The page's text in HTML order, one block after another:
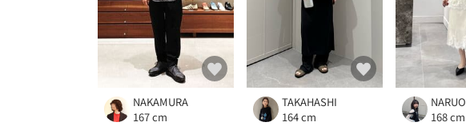
NAKAMURA
167 cm
TAKAHASHI
164 cm
NARUO
168 cm